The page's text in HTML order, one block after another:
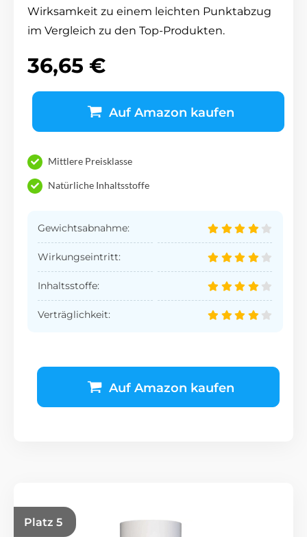
Wirksamkeit zu einem leichten Punktabzug
im Vergleich zu den Top-Produkten.
36,65 €
Auf Amazon kaufen
Mittlere Preisklasse
Natürliche Inhaltsstoffe
Gewichtsabnahme:
Wirkungseintritt:
Inhaltsstoffe:
Verträglichkeit:
Auf Amazon kaufen
Platz 5